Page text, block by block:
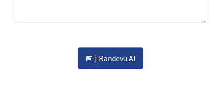
Randevu Al